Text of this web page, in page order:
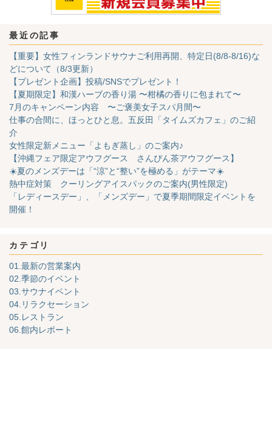
最近の記事
【重要】女性フィンランドサウナご利用再開、特定日(8/8-8/16)な
どについて（8/3更新）
【プレゼント企画】投稿/SNSでプレゼント！
【夏期限定】和漢ハーブの香り湯 〜柑橘の香りに包まれて〜
7月のキャンペーン内容 〜ご褒美女子スパ月間〜
仕事の合間に、ほっとひと息。五反田「タイムズカフェ」のご紹
介
女性限定新メニュー「よもぎ蒸し」のご案内♪
【沖縄フェア限定アウフグース さんぴん茶アウフグース】
☀️夏のメンズデーは「“涼”と“整い”を極める」がテーマ☀️
熱中症対策 クーリングアイスパックのご案内(男性限定)
「レディースデー」、「メンズデー」で夏季期間限定イベントを
開催！
カテゴリ
01.最新の営業案内
02.季節のイベント
03.サウナイベント
04.リラクセーション
05.レストラン
06.館内レポート